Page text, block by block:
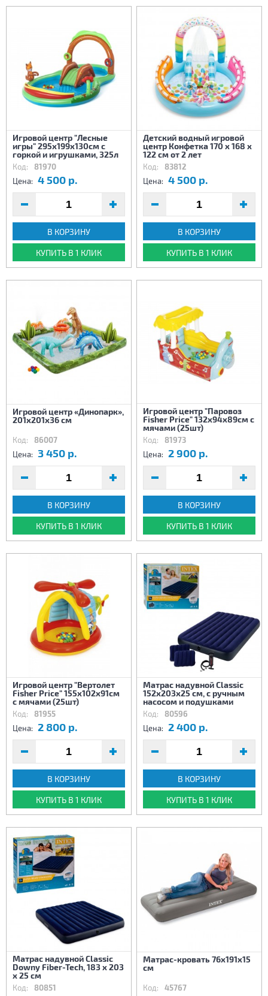
Игровой центр "Лесные
игры" 295х199x130см с
горкой и игрушками, 325л
Код: 81970
Цена: 4 500 р.
В КОРЗИНУ
КУПИТЬ В 1 КЛИК
Детский водный игровой
центр Конфетка 170 х 168 х
122 см от 2 лет
Код: 83812
Цена: 4 500 р.
В КОРЗИНУ
КУПИТЬ В 1 КЛИК
Игровой центр «Динопарк»,
201х201х36 см
Код: 86007
Цена: 3 450 р.
В КОРЗИНУ
КУПИТЬ В 1 КЛИК
Игровой центр "Паровоз
Fisher Price" 132x94x89см с
мячами (25шт)
Код: 81973
Цена: 2 900 р.
В КОРЗИНУ
КУПИТЬ В 1 КЛИК
Игровой центр "Вертолет
Fisher Price" 155x102x91см
с мячами (25шт)
Код: 81955
Цена: 2 800 р.
В КОРЗИНУ
КУПИТЬ В 1 КЛИК
Матрас надувной Classic
152x203х25 см, с ручным
насосом и подушками
Код: 80596
Цена: 2 400 р.
В КОРЗИНУ
КУПИТЬ В 1 КЛИК
Матрас надувной Classic
Downy Fiber-Tech, 183 x 203
х 25 см
Код: 80851
Матрас-кровать 76х191х15
см
Код: 45767